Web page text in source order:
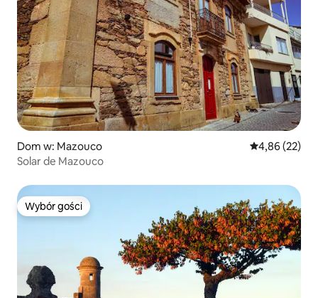
Dom w: Mazouco Średnia
4,86 (22)
Solar de Mazouco
Wybór gości
Wybór gości